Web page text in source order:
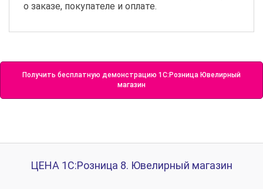
о заказе, покупателе и оплате.
Получить бесплатную демонстрацию 1С:Розница Ювелирный
магазин
ЦЕНА 1С:Розница 8. Ювелирный магазин